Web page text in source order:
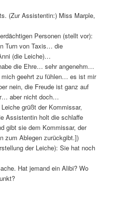
(Zur Assistentin:) Miss Marple,
Personen (stellt vor):
Turn von Taxis… die
(die Leiche)…
die Ehre… sehr angenehm…
geehrt zu fühlen… es ist mir
nein, die Freude ist ganz auf
aber nicht doch…
grüßt der Kommissar,
Assistentin holt die schlaffe
gibt sie dem Kommissar, der
zum Ablegen zurückgibt.])
der Leiche): Sie hat noch
Hat jemand ein Alibi? Wo